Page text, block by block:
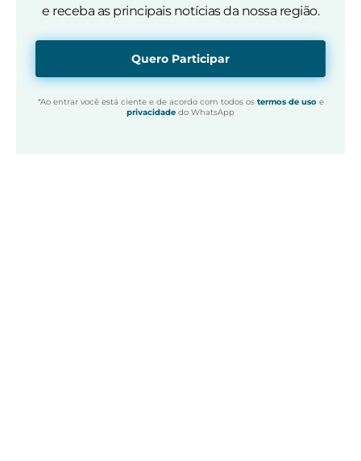
e receba as principais notícias da nossa região.
Quero Participar
*Ao entrar você está ciente e de acordo com todos os termos de usoe
privacidade do WhatsApp